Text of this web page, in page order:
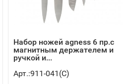
Набор ножей agness 6 пр.с
магнитным держателем и
ручкой и...
Арт.:911-041(C)